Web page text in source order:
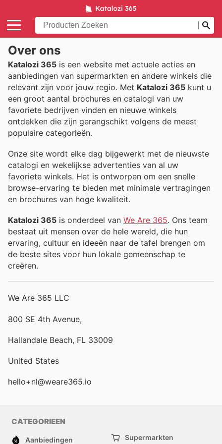
Over ons
Katalozi 365 is een website met actuele acties en
aanbiedingen van supermarkten en andere winkels die
relevant zijn voor jouw regio. Met Katalozi 365 kunt u
een groot aantal brochures en catalogi van uw
favoriete bedrijven vinden en nieuwe winkels
ontdekken die zijn gerangschikt volgens de meest
populaire categorieën.
Onze site wordt elke dag bijgewerkt met de nieuwste
catalogi en wekelijkse advertenties van al uw
favoriete winkels. Het is ontworpen om een snelle
browse-ervaring te bieden met minimale vertragingen
en brochures van hoge kwaliteit.
Katalozi 365 is onderdeel van We Are 365. Ons team
bestaat uit mensen over de hele wereld, die hun
ervaring, cultuur en ideeën naar de tafel brengen om
de beste sites voor hun lokale gemeenschap te
creëren.
We Are 365 LLC
800 SE 4th Avenue,
Hallandale Beach, FL 33009
United States
hello+nl@weare365.io
CATEGORIEEN
Aanbiedingen Supermarkten